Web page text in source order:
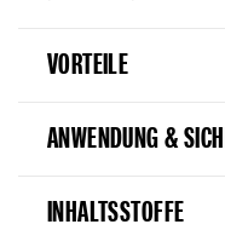
VORTEILE
ANWENDUNG &
INHALTSSTOFFE